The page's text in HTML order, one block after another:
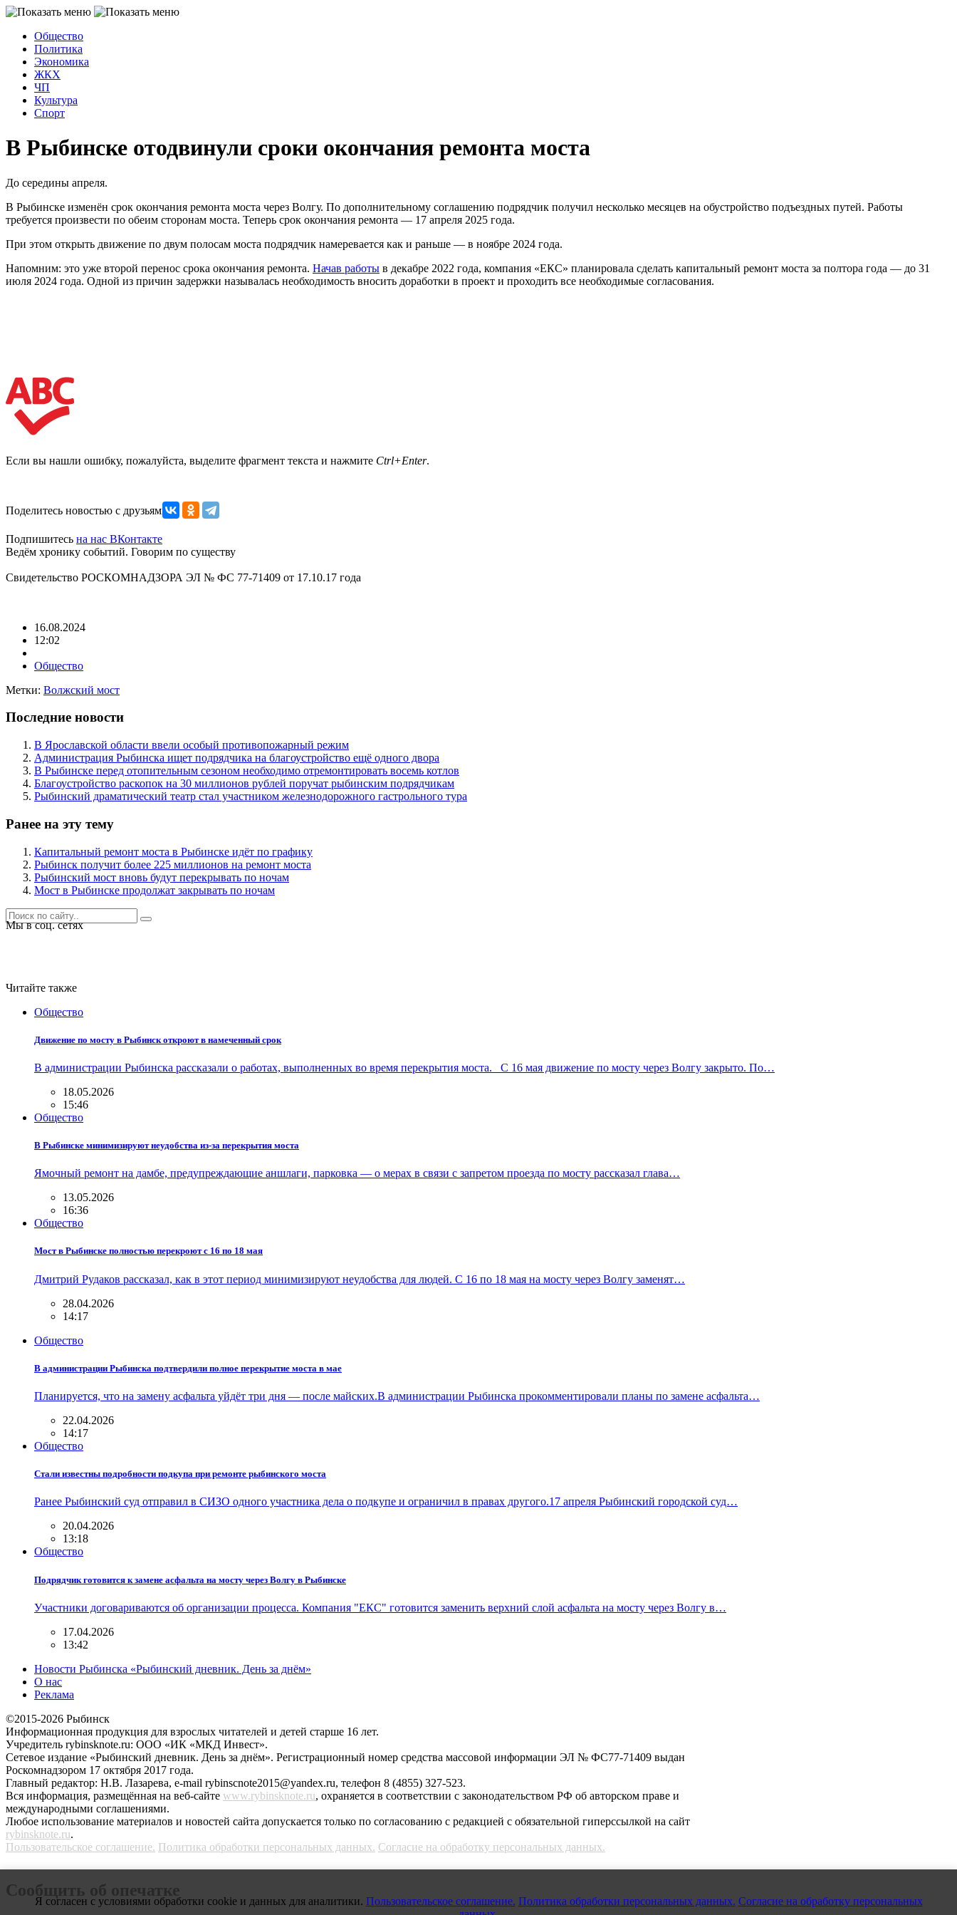
Общество
Политика
Экономика
ЖКХ
ЧП
Культура
Спорт
В Рыбинске отодвинули сроки окончания ремонта моста
До середины апреля.
В Рыбинске изменён срок окончания ремонта моста через Волгу. По дополнительному соглашению подрядчик получил несколько месяцев на обустройство подъездных путей. Работы
требуется произвести по обеим сторонам моста. Теперь срок окончания ремонта — 17 апреля 2025 года.
При этом открыть движение по двум полосам моста подрядчик намеревается как и раньше — в ноябре 2024 года.
Напомним: это уже второй перенос срока окончания ремонта. Начав работы в декабре 2022 года, компания «ЕКС» планировала сделать капитальный ремонт моста за полтора года — до 31
июля 2024 года. Одной из причин задержки называлась необходимость вносить доработки в проект и проходить все необходимые согласования.
Если вы нашли ошибку, пожалуйста, выделите фрагмент текста и нажмите Ctrl+Enter.
Поделитесь новостью с друзьями
Подпишитесь на нас ВКонтакте
Ведём хронику событий. Говорим по существу
Свидетельство РОСКОМНАДЗОРА ЭЛ № ФС 77-71409 от 17.10.17 года
16.08.2024
12:02
Общество
Метки: Волжский мост
Последние новости
В Ярославской области ввели особый противопожарный режим
Администрация Рыбинска ищет подрядчика на благоустройство ещё одного двора
В Рыбинске перед отопительным сезоном необходимо отремонтировать восемь котлов
Благоустройство раскопок на 30 миллионов рублей поручат рыбинским подрядчикам
Рыбинский драматический театр стал участником железнодорожного гастрольного тура
Ранее на эту тему
Капитальный ремонт моста в Рыбинске идёт по графику
Рыбинск получит более 225 миллионов на ремонт моста
Рыбинский мост вновь будут перекрывать по ночам
Мост в Рыбинске продолжат закрывать по ночам
Мы в соц. сетях
Читайте также
Общество
Движение по мосту в Рыбинск откроют в намеченный срок
В администрации Рыбинска рассказали о работах, выполненных во время перекрытия моста. С 16 мая движение по мосту через Волгу закрыто. По…
18.05.2026
15:46
Общество
В Рыбинске минимизируют неудобства из-за перекрытия моста
Ямочный ремонт на дамбе, предупреждающие аншлаги, парковка — о мерах в связи с запретом проезда по мосту рассказал глава…
13.05.2026
16:36
Общество
Мост в Рыбинске полностью перекроют с 16 по 18 мая
Дмитрий Рудаков рассказал, как в этот период минимизируют неудобства для людей. С 16 по 18 мая на мосту через Волгу заменят…
28.04.2026
14:17
Общество
В администрации Рыбинска подтвердили полное перекрытие моста в мае
Планируется, что на замену асфальта уйдёт три дня — после майских.В администрации Рыбинска прокомментировали планы по замене асфальта…
22.04.2026
14:17
Общество
Стали известны подробности подкупа при ремонте рыбинского моста
Ранее Рыбинский суд отправил в СИЗО одного участника дела о подкупе и ограничил в правах другого.17 апреля Рыбинский городской суд…
20.04.2026
13:18
Общество
Подрядчик готовится к замене асфальта на мосту через Волгу в Рыбинске
Участники договариваются об организации процесса. Компания "ЕКС" готовится заменить верхний слой асфальта на мосту через Волгу в…
17.04.2026
13:42
Новости Рыбинска «Рыбинский дневник. День за днём»
О нас
Реклама
©2015-2026 Рыбинск
Информационная продукция для взрослых читателей и детей старше 16 лет.
Учредитель rybinsknote.ru: ООО «ИК «МКД Инвест».
Сетевое издание «Рыбинский дневник. День за днём». Регистрационный номер средства массовой информации ЭЛ № ФС77-71409 выдан
Роскомнадзором 17 октября 2017 года.
Главный редактор: Н.В. Лазарева, e-mail rybinscnote2015@yandex.ru, телефон 8 (4855) 327-523.
Вся информация, размещённая на веб-сайте www.rybinsknote.ru, охраняется в соответствии с законодательством РФ об авторском праве и
международными соглашениями.
Любое использование материалов и новостей сайта допускается только по согласованию с редакцией с обязательной гиперссылкой на сайт
rybinsknote.ru.
Пользовательское соглашение. Политика обработки персональных данных. Согласие на обработку персональных данных.
Я согласен с условиями обработки cookie и данных для аналитики. Пользовательское соглашение. Политика обработки персональных данных. Согласие на обработку персональных
Сообщить об опечатке